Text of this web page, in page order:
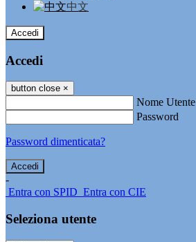
中文
Accedi
Accedi
button close ×
Nome Utente
Password
Password dimenticata?
-
Entra con SPID Entra con CIE
Seleziona utente